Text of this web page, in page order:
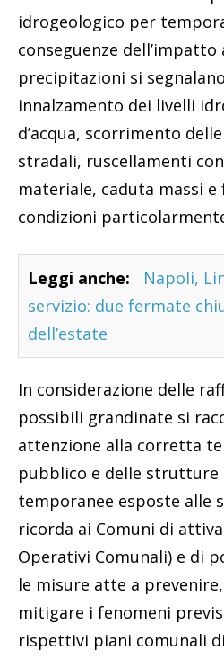
idrogeologico per
conseguenze dell’impatto
precipitazioni si
innalzamento dei livelli
d’acqua, scorrimento
stradali, ruscellamenti
materiale, caduta massi e
condizioni
Leggi anche:
Napoli,
servizio: due fermate
dell’estate
In considerazione delle
possibili grandinate si
attenzione alla corretta
pubblico e delle strutture
temporanee esposte alle
ricorda ai Comuni di
Operativi Comunali) e di
le misure atte a
mitigare i fenomeni
rispettivi piani comunali